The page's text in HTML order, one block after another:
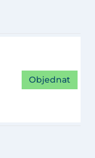
Objednat